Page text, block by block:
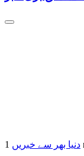
دنیا بھر سے خبریں